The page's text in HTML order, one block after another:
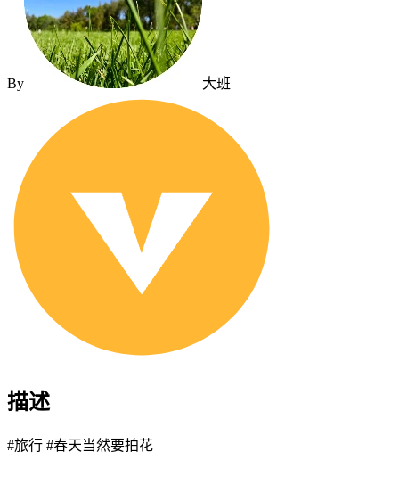
By 大班
描述
#旅行 #春天当然要拍花